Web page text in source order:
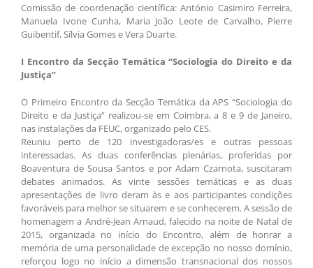
Comissão de coordenação científica: António Casimiro Ferreira,
Manuela Ivone Cunha, Maria João Leote de Carvalho, Pierre
Guibentif, Sílvia Gomes e Vera Duarte.
I Encontro da Secção Temática “Sociologia do Direito e da
Justiça”
O Primeiro Encontro da Secção Temática da APS “Sociologia do
Direito e da Justiça” realizou-se em Coimbra, a 8 e 9 de Janeiro,
nas instalações da FEUC, organizado pelo CES.
Reuniu perto de 120 investigadoras/es e outras pessoas
interessadas. As duas conferências plenárias, proferidas por
Boaventura de Sousa Santos e por Adam Czarnota, suscitaram
debates animados. As vinte sessões temáticas e as duas
apresentações de livro deram às e aos participantes condições
favoráveis para melhor se situarem e se conhecerem. A sessão de
homenagem a André-Jean Arnaud, falecido na noite de Natal de
2015, organizada no início do Encontro, além de honrar a
memória de uma personalidade de excepção no nosso domínio,
reforçou logo no início a dimensão transnacional dos nossos